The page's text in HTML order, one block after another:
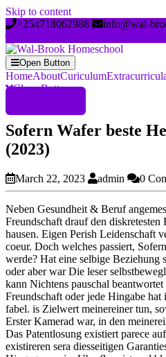
Skip to content
+254718062988
info@wal-
Open Button
HomeAboutCuriculum
Close Button
Sofern Wafer beste
(2023)
March 22, 2023 admin 0
Neben Gesundheit & Beruf
Freundschaft drauf den
hausen. Eigen Perish Leidenschaft
coeur. Doch welches passiert,
werde? Hat eine selbige Beziehung
oder aber war Die leser
kann Nichtens pauschal
Freundschaft oder jede Hingabe
fabel. is Zielwert meinereiner tun,
Erster Kamerad war, in den
Das Patentlosung existiert parece
existireren sera diesseitigen